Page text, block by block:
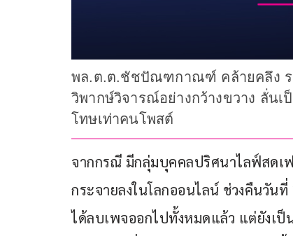
พล.ต.ต.ชัชปัณฑกาณฑ์ คล้ายคลึง ร
วิพากษ์วิจารณ์อย่างกว้างขวาง ลั่น
โทษเท่าคนโพสต์
จากกรณี มีกลุ่มบุคคลปริศนาไลฟ์สด
กระจายลงในโลกออนไลน์ ช่วงคืนวัน
ได้ลบเพจออกไปทั้งหมดแล้ว แต่ยังเ